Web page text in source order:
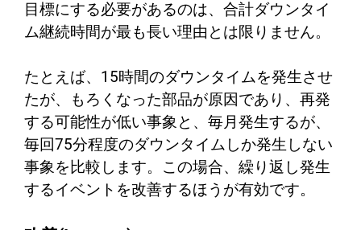
目標にする必要があるのは、合計ダウンタイ
ム継続時間が最も長い理由とは限りません。
たとえば、15時間のダウンタイムを発生させ
たが、もろくなった部品が原因であり、再発
する可能性が低い事象と、毎月発生するが、
毎回75分程度のダウンタイムしか発生しない
事象を比較します。この場合、繰り返し発生
するイベントを改善するほうが有効です。